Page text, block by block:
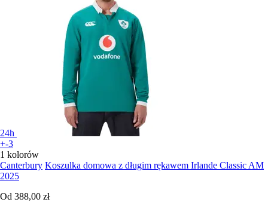
24h
+-3
1 kolorów
Canterbury Koszulka domowa z długim rękawem Irlande Classic AM
2025
Od 388,00 zł